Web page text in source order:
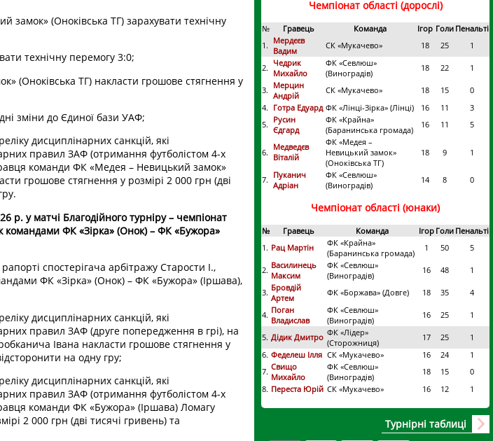
(Оноківська ТГ) зарахувати технічну
технічну перемогу 3:0;
(Оноківська ТГ) накласти грошове стягнення у
зміни до Єдиної бази УАФ;
дисциплінарних санкцій, які
правил ЗАФ (отримання футболістом 4-х
команди ФК «Медея – Невицький замок»
грошове стягнення у розмірі 2 000 грн (дві
р. у матчі Благодійного турніру – чемпіонат
командами ФК «Зірка» (Онок) – ФК «Бужора»
спостерігача арбітражу Старости І.,
ФК «Зірка» (Онок) – ФК «Бужора» (Іршава),
дисциплінарних санкцій, які
правил ЗАФ (друге попередження в грі), на
Івана накласти грошове стягнення у
на одну гру;
дисциплінарних санкцій, які
правил ЗАФ (отримання футболістом 4-х
команди ФК «Бужора» (Іршава) Ломагу
2 000 грн (дві тисячі гривень) та
Чемпіонат області (дорослі)
№ Гравець Команда Ігор Голи Пенальті
1. Мердєєв
Вадим
СК «Мукачево» 18 25 1
2. Чедрик
Михайло
ФК «Севлюш»
(Виноградів)
18 22 1
3. Мерцин
Андрій
СК «Мукачево» 18 15
0
4. Готра Едуард ФК «Лінці-Зірка» (Лінці) 16 11
3
5. Русин
Єдгард
ФК «Крайна»
(Баранинська громада)
16 11 5
6.
Медведєв
Віталій
ФК «Медея –
Невицький замок»
(Оноківська ТГ)
18 9 1
7. Пуканич
Адріан
ФК «Севлюш»
(Виноградів)
14 8 0
Чемпіонат області (юнаки)
№ Гравець Команда Ігор Голи Пенальті
1. Рац Мартін
ФК «Крайна»
(Баранинська громада)
1 50 5
2. Василинець
Максим
ФК «Севлюш»
(Виноградів)
16 48 1
3. Бровдій
Артем
ФК «Боржава» (Довге) 18 35 4
4. Поган
Владислав
ФК «Севлюш»
(Виноградів)
16 25 1
5. Дідик Дмитро ФК «Лідер»
(Сторожниця)
17 25
1
6. Феделеш Ілля СК «Мукачево» 16 24
1
7. Свищо
Михайло
ФК «Севлюш»
(Виноградів)
18 15
0
8. Переста Юрій СК «Мукачево» 16 12 1
Турнірні таблиці